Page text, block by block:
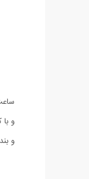
و
و